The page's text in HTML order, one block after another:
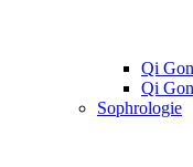
Qi
Qi
Sophrologie